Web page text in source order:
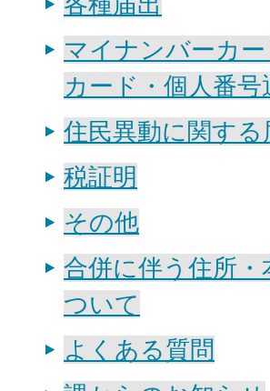
マイナンバーカ
カード・個人番
住民異動に関する
税証明
その他
合併に伴う住所
ついて
よくある質問